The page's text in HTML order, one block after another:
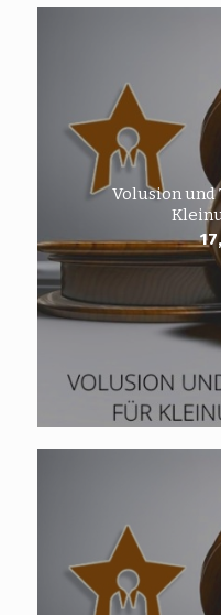
Volusion und